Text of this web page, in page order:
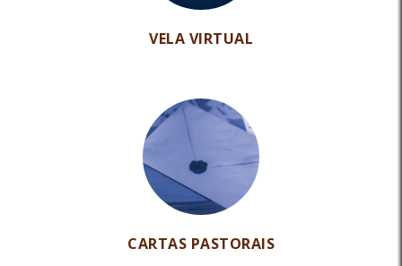
VELA VIRTUAL
CARTAS PASTORAIS